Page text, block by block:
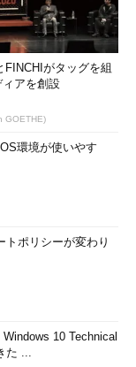
FINCHIがタッグを組
アを創設
GOETHE)
環境が使いやす
トポリシーが変わり
10 Technical
た ...